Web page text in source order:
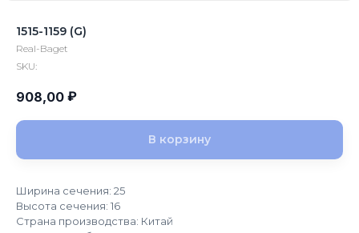
1515-1159 (G)
Real-Baget
SKU:
908,00 ₽
В корзину
Ширина сечения: 25
Высота сечения: 16
Страна производства: Китай